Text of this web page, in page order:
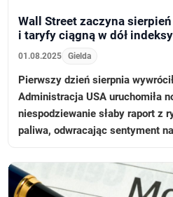
Wall Street zaczyna
i taryfy ciągną w dół
01.08.2025 Gielda
Pierwszy dzień sierpnia
Administracja USA uruchomiła
niespodziewanie słaby raport z
paliwa, odwracając sentyment